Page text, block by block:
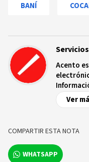
BANÍ
Acento
de las
nivel
Ver
COMPARTIR ESTA NOTA
WHATSAPP